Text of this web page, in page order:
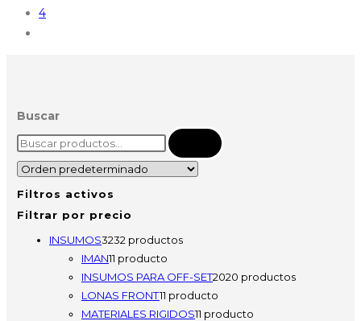
4
Buscar
Filtros activos
Filtrar por precio
INSUMOS3232 productos
IMAN11 producto
INSUMOS PARA OFF-SET2020 productos
LONAS FRONT11 producto
MATERIALES RIGIDOS11 producto